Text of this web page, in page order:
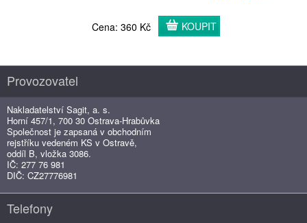
Cena: 360 Kč KOUPIT
Provozovatel
Nakladatelství Sagit, a. s.
Horní 457/1, 700 30 Ostrava-Hrabůvka
Společnost je zapsaná v obchodním
rejstříku vedeném KS v Ostravě,
oddíl B, vložka 3086.
IČ: 277 76 981
DIČ: CZ27776981
Telefony